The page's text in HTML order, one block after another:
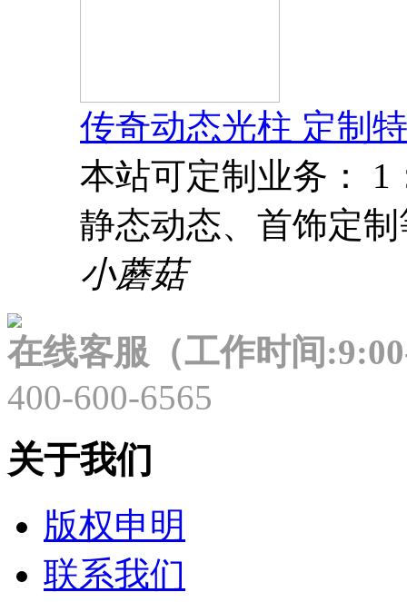
传奇动态光柱 定制
本站可定制业务： 1
静态动态、首饰定
小蘑菇
在线客服（工作时间
400-600-6565
关于我们
版权申明
联系我们